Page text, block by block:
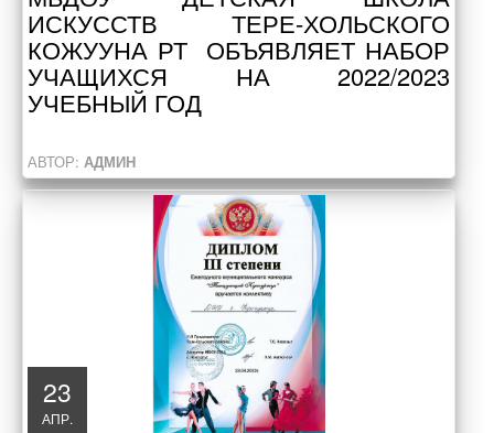
ИСКУССТВ ТЕРЕ-ХОЛЬСКОГО
КОЖУУНА РТ ОБЪЯВЛЯЕТ НАБОР
УЧАЩИХСЯ НА 2022/2023
УЧЕБНЫЙ ГОД
АВТОР: АДМИН
23
АПР.